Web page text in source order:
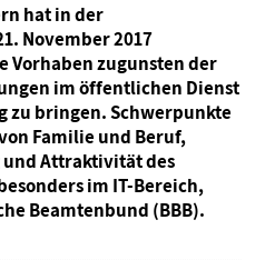
hat in der
November 2017
Vorhaben zugunsten der
im öffentlichen Dienst
zu bringen. Schwerpunkte
Familie und Beruf,
Attraktivität des
im IT-Bereich,
Beamtenbund (BBB).